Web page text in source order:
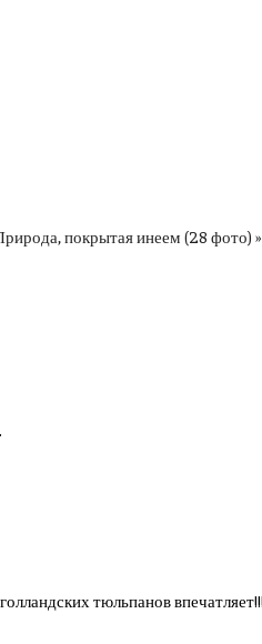
покрытая инеем (28 фото) »
тюльпанов